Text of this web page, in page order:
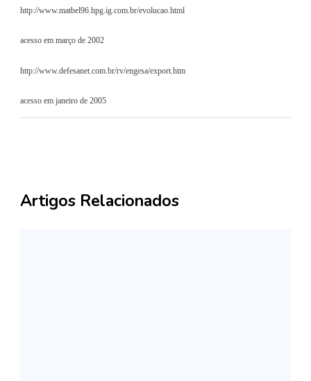
http://www.matbel96.hpg.ig.com.br/evolucao.html
acesso em março de 2002
http://www.defesanet.com.br/rv/engesa/export.htm
acesso em janeiro de 2005
Artigos Relacionados